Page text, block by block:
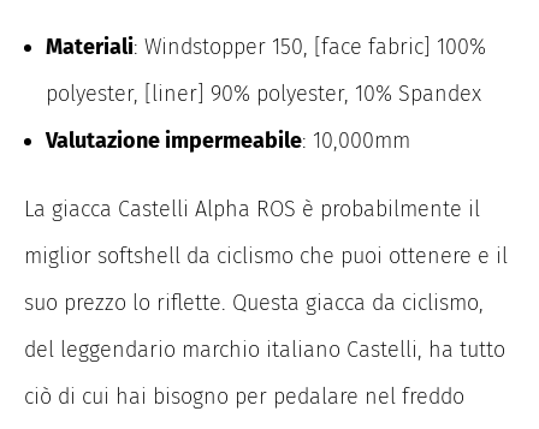
Materiali: Windstopper 150, [face fabric] 100%
polyester, [liner] 90% polyester, 10% Spandex
Valutazione impermeabile: 10,000mm
La giacca Castelli Alpha ROS è probabilmente il
miglior softshell da ciclismo che puoi ottenere e il
suo prezzo lo riflette. Questa giacca da ciclismo,
del leggendario marchio italiano Castelli, ha tutto
ciò di cui hai bisogno per pedalare nel freddo